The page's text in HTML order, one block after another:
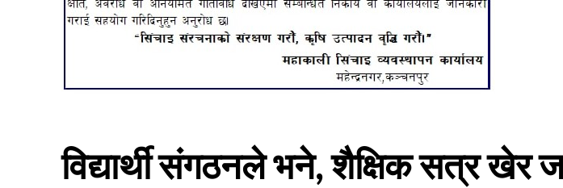
विद्यार्थी संगठनले भने, शैक्षिक सत्र खेर